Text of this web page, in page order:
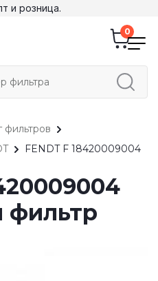
и розница.
фильтров
FENDT F 18420009004